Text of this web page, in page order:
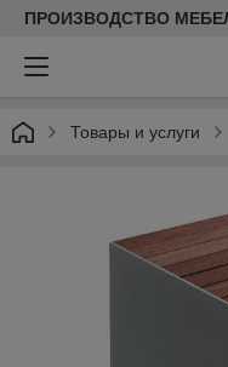
ПРОИЗВОДСТВО
Товары и услуги